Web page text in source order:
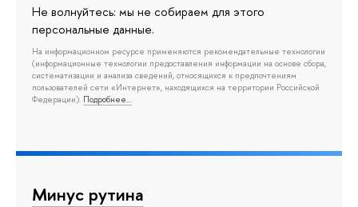
Не волнуйтесь: мы не собираем для этого
персональные данные.
На информационном ресурсе применяются рекомендательные технологии
(информационные технологии предоставления информации на основе сбора,
систематизации и анализа сведений, относящихся к предпочтениям
пользователей сети «Интернет», находящихся на территории Российской
Федерации). Подробнее…
Минус рутина